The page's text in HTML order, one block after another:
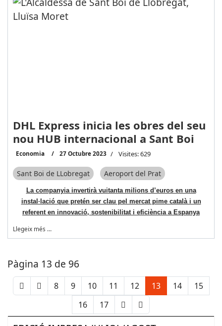
DHL Express inicia les obres del seu
nou HUB internacional a Sant Boi
Economia 27 Octubre 2023 Visites: 629
Sant Boi de LLobregat Aeroport del Prat
La companyia invertirà vuitanta milions d’euros en una
instal·lació que pretén ser clau pel mercat pime català i un
referent en innovació, sostenibilitat i eficiència a Espanya
Llegeix més …
Pàgina 13 de 96
8 9 10 11 12 13 14
15
16
17